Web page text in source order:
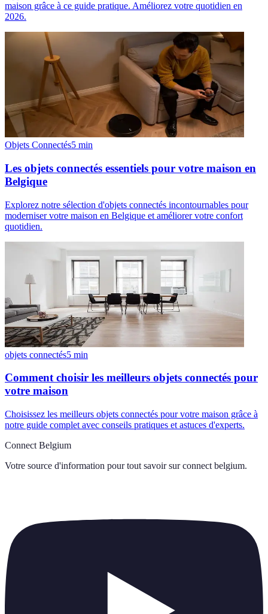
maison grâce à ce guide pratique. Améliorez votre quotidien en
2026.
Objets Connectés5 min
Les objets connectés essentiels pour votre maison en
Belgique
Explorez notre sélection d'objets connectés incontournables pour
moderniser votre maison en Belgique et améliorer votre confort
quotidien.
objets connectés5 min
Comment choisir les meilleurs objets connectés pour
votre maison
Choisissez les meilleurs objets connectés pour votre maison grâce à
notre guide complet avec conseils pratiques et astuces d'experts.
Connect Belgium
Votre source d'information pour tout savoir sur connect belgium.